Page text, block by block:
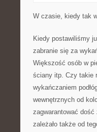
W czasie, kiedy tak
Kiedy postawiliśmy
zabranie się za
Większość osób w
ściany itp. Czy takie
wykańczaniem
wewnętrznych od
zagwarantować
zależało także od